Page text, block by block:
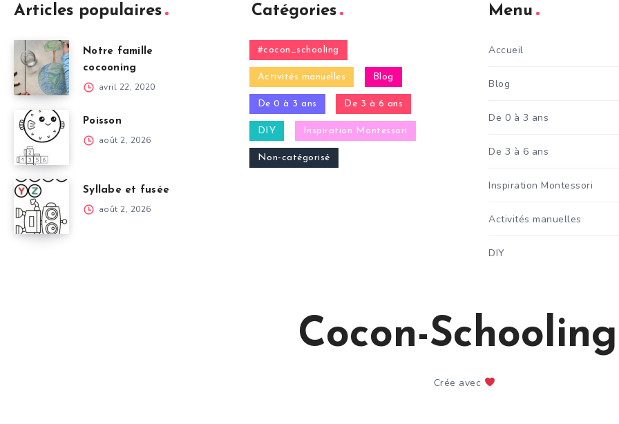
Articles populaires
Notre famille
cocooning
avril 22, 2020
Poisson
août 2, 2026
Syllabe et fusée
août 2, 2026
Catégories
#cocon_schooling
Activités manuelles Blog
De 0 à 3 ans De 3 à 6 ans
DIY Inspiration Montessori
Non-catégorisé
Menu
Accueil
Blog
De 0 à 3 ans
De 3 à 6 ans
Inspiration Montessori
Activités manuelles
DIY
Cocon-Schooling
Crée avec